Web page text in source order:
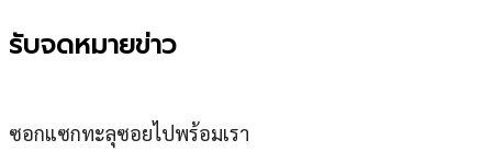
รับจดหมายข่าว
ซอกแซกทะลุซอยไปพร้อมเรา